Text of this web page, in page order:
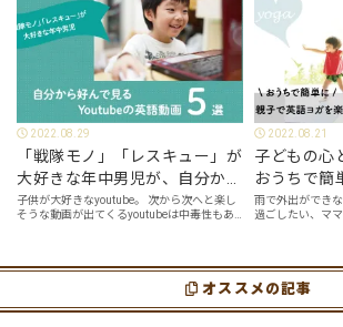
2022.08.29
「戦隊モノ」「レスキュー」が
大好きな年中男児が、自分から
好んで見るyoutube英語動画５
選
子供が大好きなyoutube。 次から次へと楽し
そうな動画が出てくるyoutubeは中毒性もあ
youtubeやゲーム、アプリだ…
2022.08.21
子どもの心
おうちで簡
ガを楽しめ
７選
雨で外出ができ
過ごしたい、マ
スメの「youtube
オススメの記事